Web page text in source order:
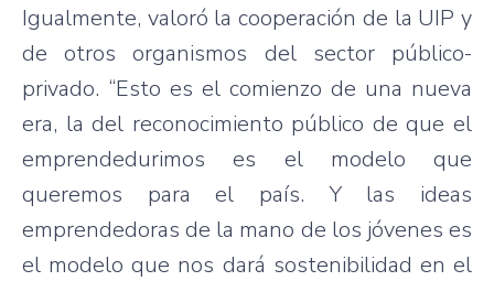
Igualmente, valoró la cooperación de la UIP y
de otros organismos del sector público-
privado. “Esto es el comienzo de una nueva
era, la del reconocimiento público de que el
emprendedurimos es el modelo que
queremos para el país. Y las ideas
emprendedoras de la mano de los jóvenes es
el modelo que nos dará sostenibilidad en el